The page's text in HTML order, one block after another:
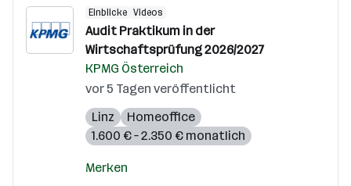
Einblicke Videos
Audit Praktikum in der
Wirtschaftsprüfung 2026/2027
KPMG Österreich
vor 5 Tagen veröffentlicht
Linz
Homeoffice
1.600 € – 2.350 € monatlich
Merken